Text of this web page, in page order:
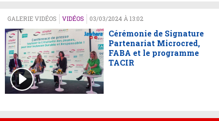
GALERIE VIDÉOS VIDÉOS 03/03/2024 À 13:02
Cérémonie de Signature
Partenariat Microcred,
FABA et le programme
TACIR